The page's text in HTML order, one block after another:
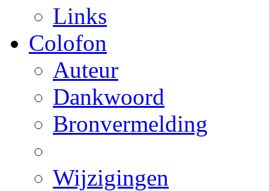
Links
Colofon
Auteur
Dankwoord
Bronvermelding
Wijzigingen